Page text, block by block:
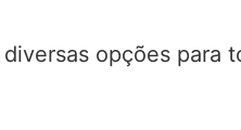
opções para